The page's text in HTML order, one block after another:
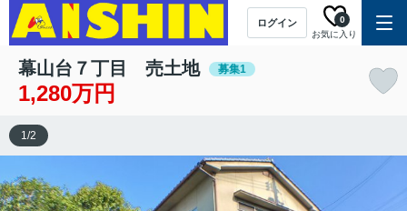
ログイン
お気に入り
0
幕山台７丁目 売土地 募集1
1,280万円
1/2